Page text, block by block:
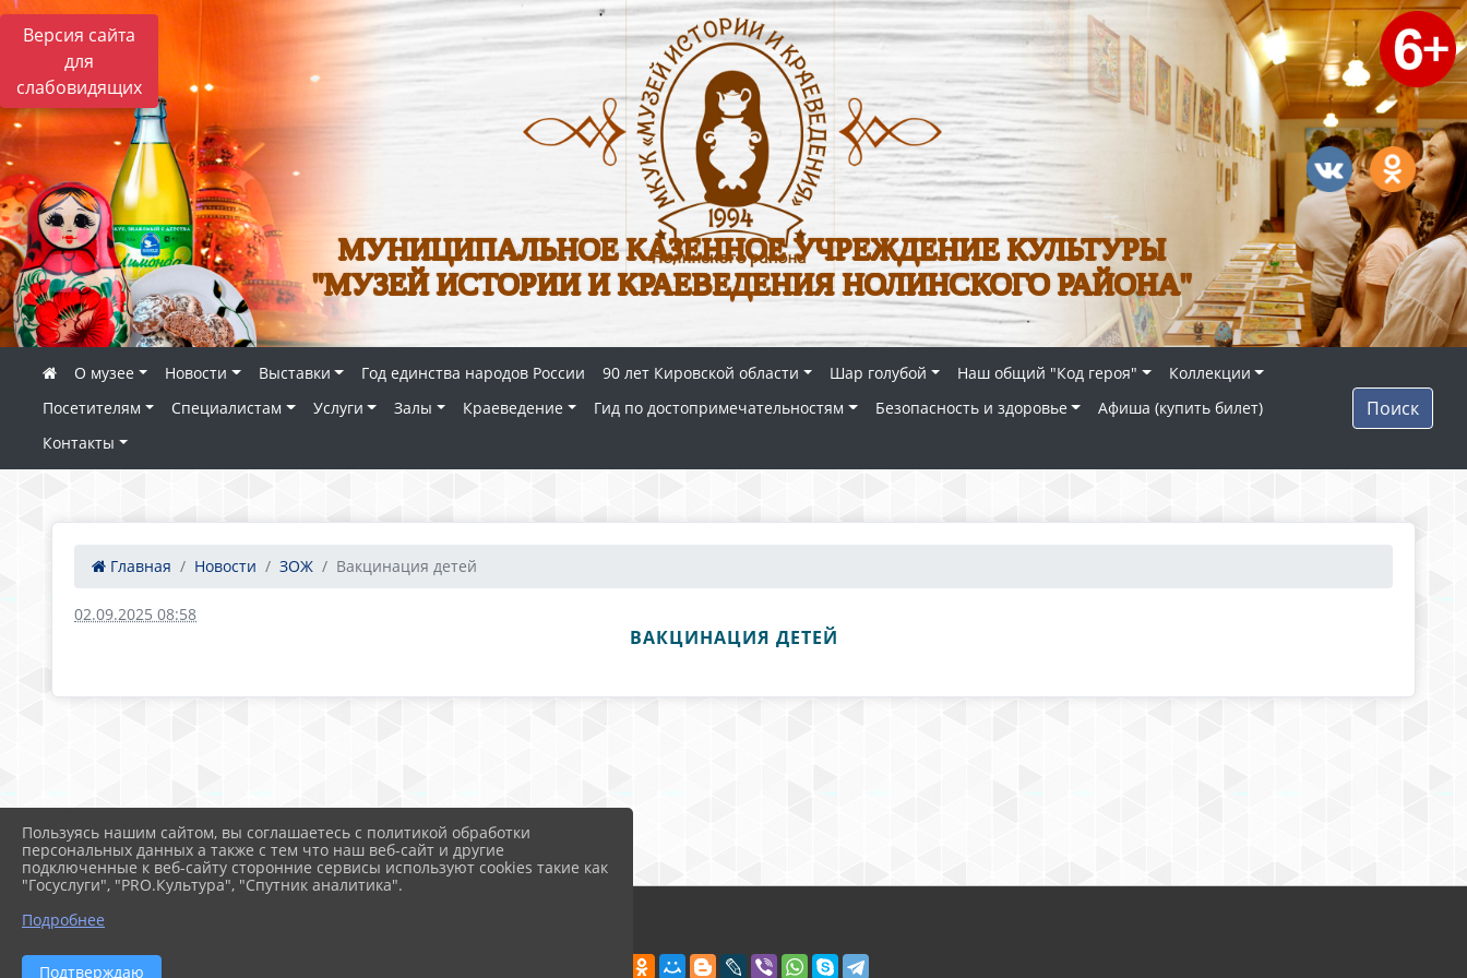
Версия сайта
для
слабовидящих
МУНИЦИПАЛЬНОЕ КАЗЕННОЕ УЧРЕЖДЕНИЕ КУЛЬТУРЫ
"МУЗЕЙ ИСТОРИИ И КРАЕВЕДЕНИЯ НОЛИНСКОГО РАЙОНА"
О музее Новости Выставки Год единства народов России 90 лет Кировской области Шар голубой Наш общий "Код героя"
Коллекции
Посетителям
Специалистам Услуги Залы Краеведение Гид по достопримечательностям Безопасность и здоровье
Афиша (купить билет)
Контакты
Поиск
Главная Новости ЗОЖ Вакцинация детей
02.09.2025 08:58
ВАКЦИНАЦИЯ ДЕТЕЙ
Пользуясь нашим сайтом, вы соглашаетесь с политикой обработки
персональных данных а также с тем что наш веб-сайт и другие
подключенные к веб-сайту сторонние сервисы используют cookies такие как
"Госуслуги", "PRO.Культура", "Спутник аналитика".
Подробнее
Подтверждаю